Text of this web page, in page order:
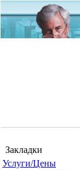
Закладки
Услуги/Цены